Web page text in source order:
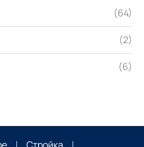
(64)
(2)
(6)
Стройка